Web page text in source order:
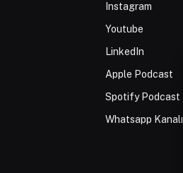
Instagram
Youtube
LinkedIn
Apple Podcast
Spotify Podcast
Whatsapp Kanalı